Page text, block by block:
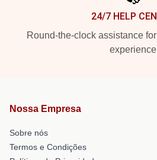
24/7 HELP
Round-the-clock assistance
experience
Nossa Empresa
Sobre nós
Termos e Condições